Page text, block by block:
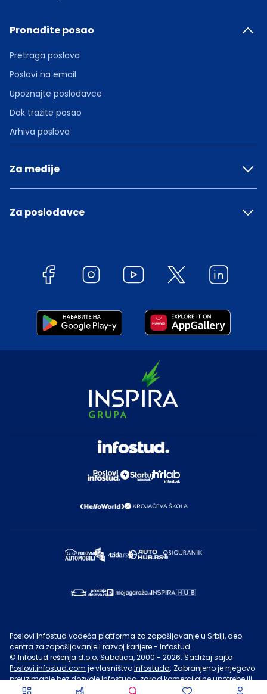
Pronađite posao
Pretraga poslova
Poslovi na email
Upoznajte poslodavce
Dok tražite posao
Arhiva poslova
Za medije
Za poslodavce
Poslovi Infostud vodeća platforma za zapošljavanje u Srbiji, deo
centra za zapošljavanje i razvoj karijere - Infostud.
© Infostud rešenja d.o.o. Subotica, 2000 - 2026. Sadržaj sajta
Poslovi.infostud.com je vlasništvoInfostuda. Zabranjeno je njegovo
preuzimanje bez dozvoleInfostuda, zarad komercijalne upotrebe ili
u druge svrhe, osim za lične potrebe posetilaca sajta.